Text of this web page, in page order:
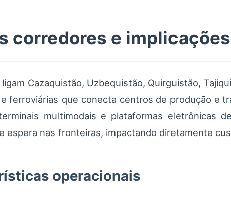
corredores e
Cazaquistão, Uzbequistão, Quirguistão,
ferroviárias que conecta centros de produção e
multimodais e plataformas eletrônicas
espera nas fronteiras, impactando diretamente
operacionais